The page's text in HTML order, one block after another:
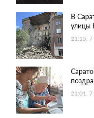
В
улицы
21:15, 7
21:01, 7